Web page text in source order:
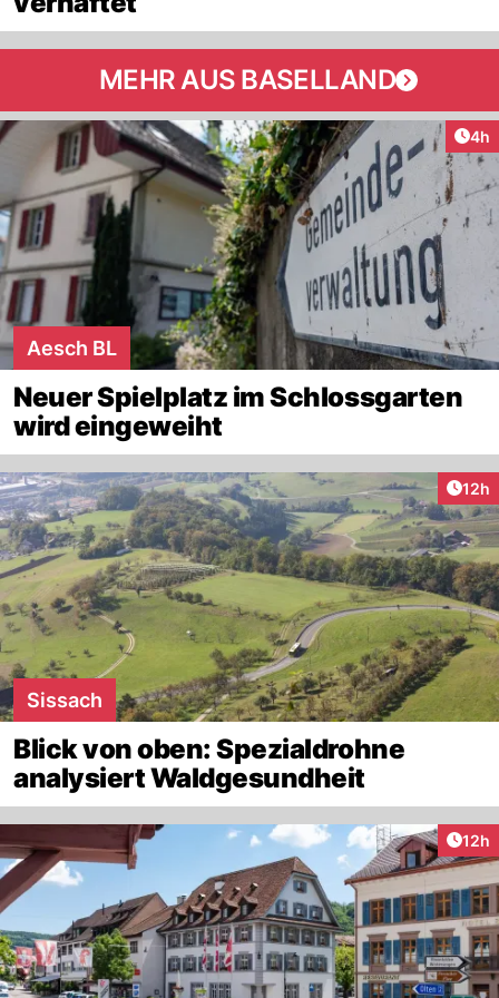
MEHR AUS BASELLAND
4h
Aesch BL
Neuer Spielplatz im Schlossgarten
wird eingeweiht
12h
Sissach
Blick von oben: Spezialdrohne
analysiert Waldgesundheit
12h